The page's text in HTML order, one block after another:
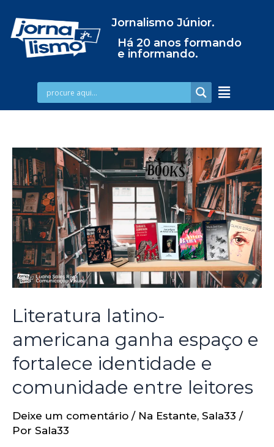
Jornalismo Júnior.
Há 20 anos formando
e informando.
Literatura latino-
americana ganha espaço e
fortalece identidade e
comunidade entre leitores
Deixe um comentário / Na Estante, Sala33 /
Por Sala33